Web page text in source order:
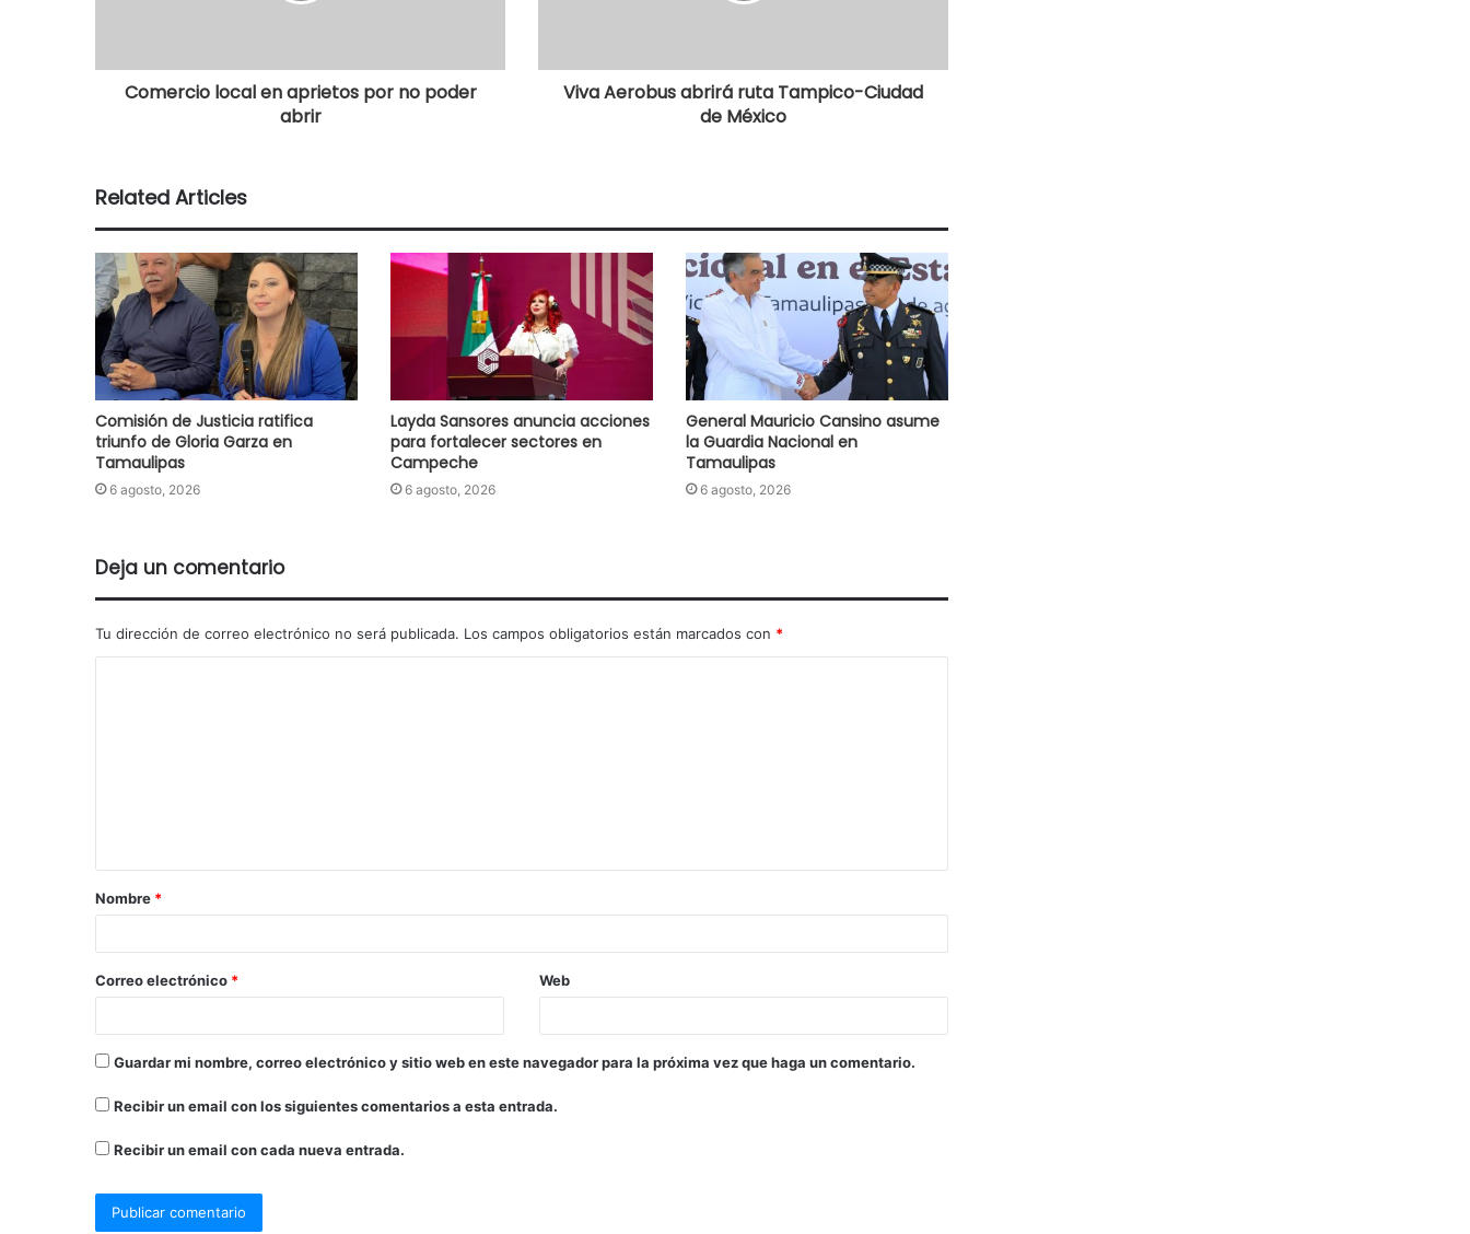
Comercio local en aprietos por no poder
abrir
Viva Aerobus abrirá ruta Tampico-Ciudad
de México
Related Articles
Comisión de Justicia ratifica
triunfo de Gloria Garza en
Tamaulipas
6 agosto, 2026
Layda Sansores anuncia acciones
para fortalecer sectores en
Campeche
6 agosto, 2026
General Mauricio Cansino asume
la Guardia Nacional en
Tamaulipas
6 agosto, 2026
Deja un comentario
Tu dirección de correo electrónico no será publicada. Los campos obligatorios están marcados con *
Nombre *
Correo electrónico * Web
Guardar mi nombre, correo electrónico y sitio web en este navegador para la próxima vez que haga un comentario.
Recibir un email con los siguientes comentarios a esta entrada.
Recibir un email con cada nueva entrada.